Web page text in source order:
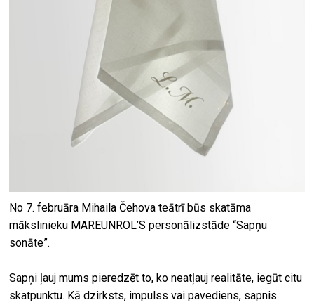
No 7. februāra Mihaila Čehova teātrī būs skatāma
mākslinieku MAREUNROL’S personālizstāde “Sapņu
sonāte”.
Sapņi ļauj mums pieredzēt to, ko neatļauj realitāte, iegūt citu
skatpunktu. Kā dzirksts, impulss vai pavediens, sapnis